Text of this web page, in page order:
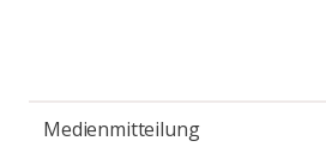
Medienmitteilung